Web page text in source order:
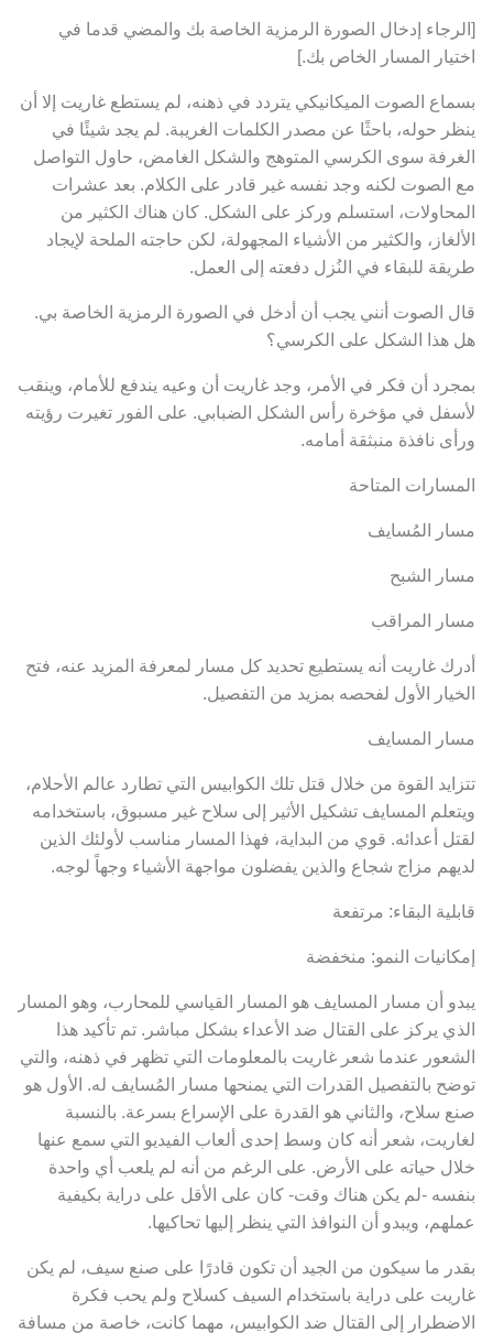
[الرجاء إدخال الصورة الرمزية الخاصة بك والمضي قدما في
اختيار المسار الخاص بك.]
بسماع الصوت الميكانيكي يتردد في ذهنه، لم يستطع غاريت إلا أن
ينظر حوله، باحثًا عن مصدر الكلمات الغريبة. لم يجد شيئًا في
الغرفة سوى الكرسي المتوهج والشكل الغامض، حاول التواصل
مع الصوت لكنه وجد نفسه غير قادر على الكلام. بعد عشرات
المحاولات، استسلم وركز على الشكل. كان هناك الكثير من
الألغاز، والكثير من الأشياء المجهولة، لكن حاجته الملحة لإيجاد
طريقة للبقاء في النُزل دفعته إلى العمل.
قال الصوت أنني يجب أن أدخل في الصورة الرمزية الخاصة بي.
هل هذا الشكل على الكرسي؟
بمجرد أن فكر في الأمر، وجد غاريت أن وعيه يندفع للأمام، وينقب
لأسفل في مؤخرة رأس الشكل الضبابي. على الفور تغيرت رؤيته
ورأى نافذة منبثقة أمامه.
المسارات المتاحة
مسار المُسايف
مسار الشبح
مسار المراقب
أدرك غاريت أنه يستطيع تحديد كل مسار لمعرفة المزيد عنه، فتح
الخيار الأول لفحصه بمزيد من التفصيل.
مسار المسايف
تتزايد القوة من خلال قتل تلك الكوابيس التي تطارد عالم الأحلام،
ويتعلم المسايف تشكيل الأثير إلى سلاح غير مسبوق، باستخدامه
لقتل أعدائه. قوي من البداية، فهذا المسار مناسب لأولئك الذين
لديهم مزاج شجاع والذين يفضلون مواجهة الأشياء وجهاً لوجه.
قابلية البقاء: مرتفعة
إمكانيات النمو: منخفضة
يبدو أن مسار المسايف هو المسار القياسي للمحارب، وهو المسار
الذي يركز على القتال ضد الأعداء بشكل مباشر. تم تأكيد هذا
الشعور عندما شعر غاريت بالمعلومات التي تظهر في ذهنه، والتي
توضح بالتفصيل القدرات التي يمنحها مسار المُسايف له. الأول هو
صنع سلاح، والثاني هو القدرة على الإسراع بسرعة. بالنسبة
لغاريت، شعر أنه كان وسط إحدى ألعاب الفيديو التي سمع عنها
خلال حياته على الأرض. على الرغم من أنه لم يلعب أي واحدة
بنفسه -لم يكن هناك وقت- كان على الأقل على دراية بكيفية
عملهم، ويبدو أن النوافذ التي ينظر إليها تحاكيها.
بقدر ما سيكون من الجيد أن تكون قادرًا على صنع سيف، لم يكن
غاريت على دراية باستخدام السيف كسلاح ولم يحب فكرة
الاضطرار إلى القتال ضد الكوابيس، مهما كانت، خاصة من مسافة